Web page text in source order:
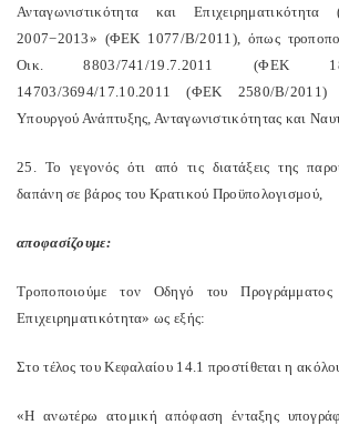
Ανταγωνιστικότητα και
2007−2013» (ΦΕΚ 1077/Β/2011), όπως
Οικ. 8803/741/19.7.2011 (ΦΕΚ
14703/3694/17.10.2011 (ΦΕΚ 2580/Β/2011)
Υπουργού Ανάπτυξης, Ανταγωνιστικότητας και
25. Το γεγονός ότι από τις διατάξεις της
δαπάνη σε βάρος του Κρατικού Προϋπολογισμού,
αποφασίζουμε:
Τροποποιούμε τον Οδηγό του
Επιχειρηματικότητα» ως εξής:
Στο τέλος του Κεφαλαίου 14.1 προστίθεται η
«Η ανωτέρω ατομική απόφαση ένταξης